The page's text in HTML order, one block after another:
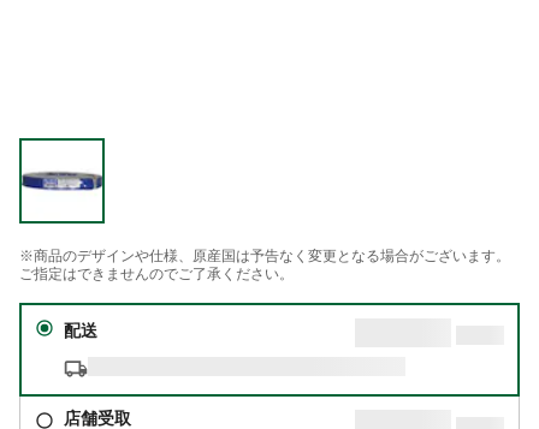
※商品のデザインや仕様、原産国は予告なく変更となる場合がございます。
ご指定はできませんのでご了承ください。
配送
店舗受取